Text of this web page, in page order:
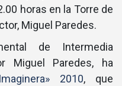
horas en la Torre de
Miguel Paredes.
de Intermedia
Miguel Paredes, ha
2010, que